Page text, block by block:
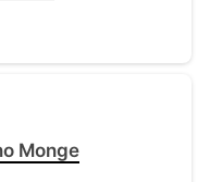
Monge